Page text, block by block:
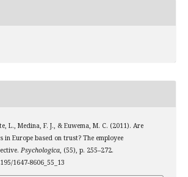
L., Medina, F. J., & Euwema, M. C. (2011). Are
in Europe based on trust? The employee
Psychologica, (55), p. 255–272.
1647-8606_55_13